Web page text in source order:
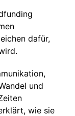
dafür,
und
wie sie